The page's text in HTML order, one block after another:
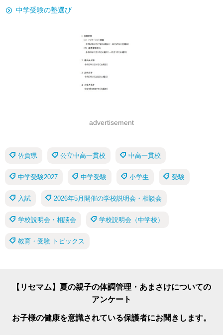
中学受験の塾選び
advertisement
佐賀県 公立中高一貫校 中高一貫校
中学受験2027 中学受験 小学生 受験
入試 2026年5月開催の学校説明会・相談会
学校説明会・相談会 学校説明会（中学校）
教育・受験 トピックス
【リセマム】夏の親子の体調管理・あまさけについての
アンケート
お子様の健康を意識されている保護者にお聞きします。